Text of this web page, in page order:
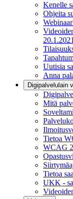
Kenelle
Ohjeita
20.1.2021
Uutisia
Anna
Digipalvelulain
Mitä
Tietoa
WCAG
Tietoa
UKK -